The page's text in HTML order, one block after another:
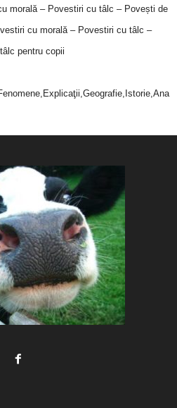
morală – Povestiri cu tâlc – Povești de
cu morală – Povestiri cu tâlc –
pentru copii